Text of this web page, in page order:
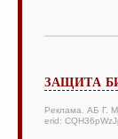
ЗАЩИТА
Реклама. АБ Г.
erid: